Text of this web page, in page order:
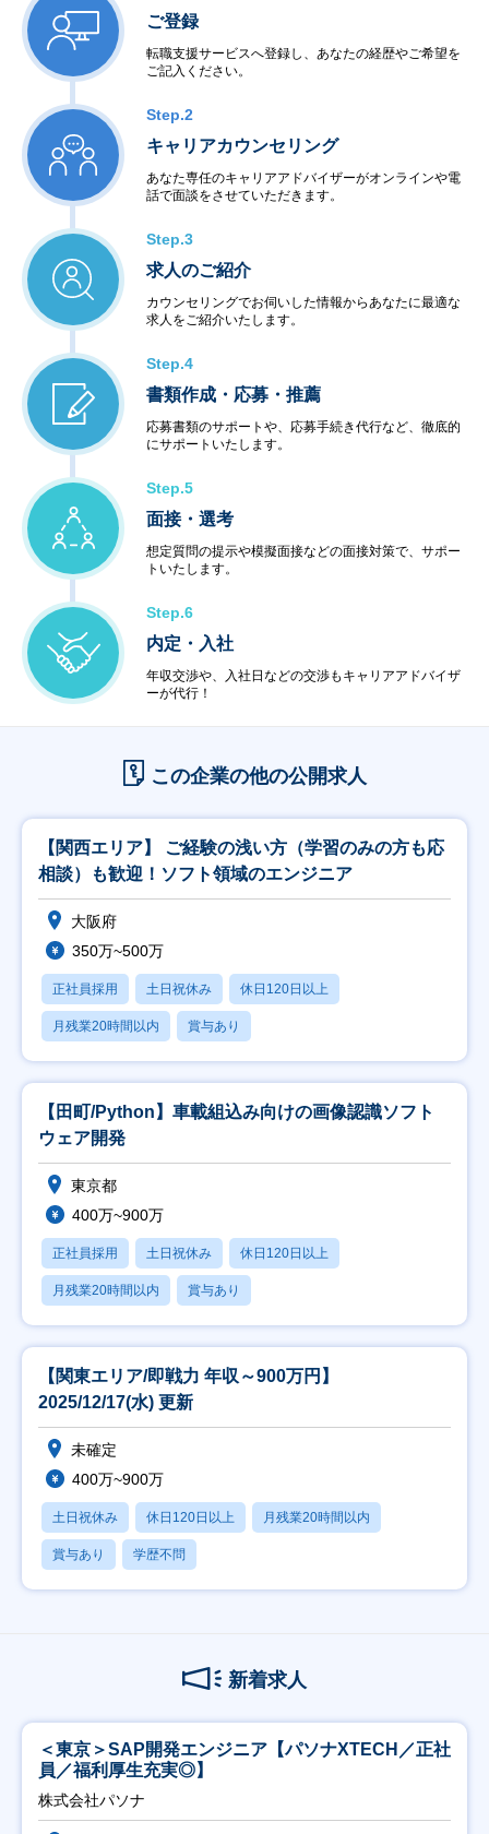
ご登録
転職支援サービスへ登録し、あなたの経歴やご希望を
ご記入ください。
Step.2
キャリアカウンセリング
あなた専任のキャリアアドバイザーがオンラインや電
話で面談をさせていただきます。
Step.3
求人のご紹介
カウンセリングでお伺いした情報からあなたに最適な
求人をご紹介いたします。
Step.4
書類作成・応募・推薦
応募書類のサポートや、応募手続き代行など、徹底的
にサポートいたします。
Step.5
面接・選考
想定質問の提示や模擬面接などの面接対策で、サポー
トいたします。
Step.6
内定・入社
年収交渉や、入社日などの交渉もキャリアアドバイザ
ーが代行！
この企業の他の公開求人
【関西エリア】 ご経験の浅い方（学習のみの方も応
相談）も歓迎！ソフト領域のエンジニア
大阪府
350万~500万
正社員採用 土日祝休み 休日120日以上
月残業20時間以内 賞与あり
【田町/Python】車載組込み向けの画像認識ソフト
ウェア開発
東京都
400万~900万
正社員採用 土日祝休み 休日120日以上
月残業20時間以内 賞与あり
【関東エリア/即戦力 年収～900万円】
2025/12/17(水) 更新
未確定
400万~900万
土日祝休み 休日120日以上 月残業20時間以内
賞与あり 学歴不問
新着求人
＜東京＞SAP開発エンジニア【パソナXTECH／正社
員／福利厚生充実◎】
株式会社パソナ